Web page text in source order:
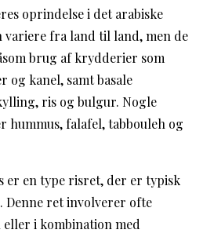
oprindelse i det arabiske
variere fra land til land, men de
brug af krydderier som
og kanel, samt basale
ris og bulgur. Nogle
hummus, falafel, tabbouleh og
er en type risret, der er typisk
Denne ret involverer ofte
i kombination med